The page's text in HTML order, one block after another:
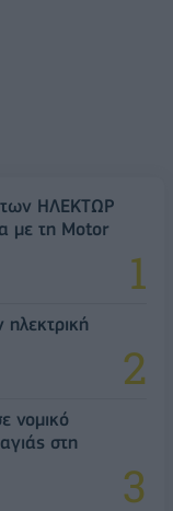
των ΗΛΕΚΤΩΡ
με τη Motor
νομικό
στη